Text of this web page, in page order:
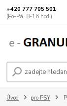
+420 777 705 501
(Po-Pá, 8-16 hod.)
Úvod pro PSY